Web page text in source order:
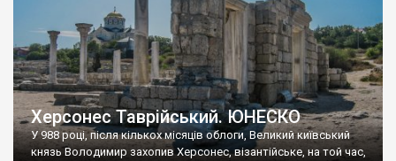
Херсонес Таврійський. ЮНЕСКО
У 988 році, після кількох місяців облоги, Великий київський
князь Володимир захопив Херсонес, візантійське, на той час,